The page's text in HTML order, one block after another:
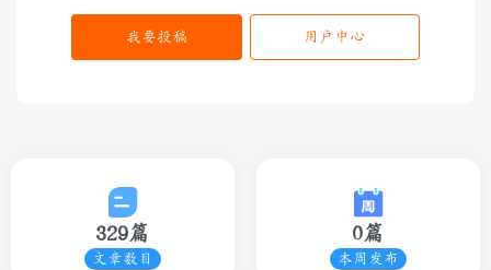
我要投稿 用户中心
329篇
文章数目
0篇
本周发布